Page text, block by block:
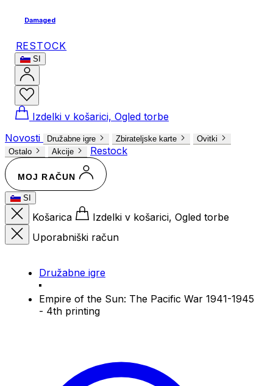
Damaged
RESTOCK
SI
Izdelki v košarici, Ogled torbe
Novosti
Družabne igre Zbirateljske karte
Ovitki
Ostalo
Akcije Restock
MOJ RAČUN
SI
Košarica
Izdelki v košarici, Ogled torbe
Uporabniški račun
Družabne igre
Empire of the Sun: The Pacific War 1941-1945
- 4th printing